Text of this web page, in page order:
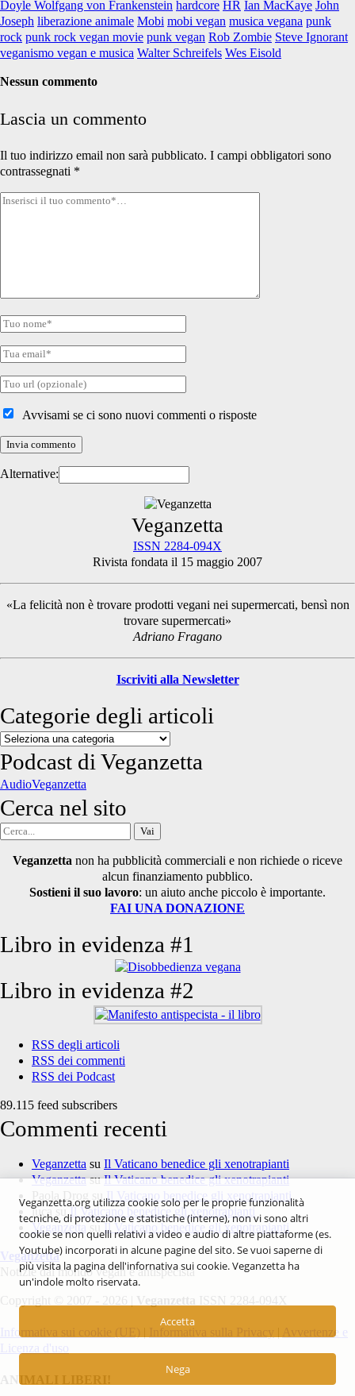
Doyle Wolfgang von Frankenstein hardcore HR Ian MacKaye John
Joseph liberazione animale Mobi mobi vegan musica vegana punk
rock punk rock vegan movie punk vegan Rob Zombie Steve Ignorant
veganismo vegan e musica Walter Schreifels Wes Eisold
Nessun commento
Lascia un commento
Il tuo indirizzo email non sarà pubblicato. I campi obbligatori sono
contrassegnati *
Tuo
Tuo
Tua
Tuo
internetAvvisami se ci sono nuovi commenti o risposte
Alternative:
Sidebar
Veganzetta
ISSN 2284-094X
Rivista fondata il 15 maggio 2007
«La felicità non è trovare prodotti vegani nei supermercati, bensì non
trovare supermercati»
Adriano Fragano
Iscriviti alla Newsletter
Categorie degli articoli
Categorie
degli
articoli
Podcast di Veganzetta
AudioVeganzetta
Cerca nel sito
Cerca
Veganzetta non ha pubblicità commerciali e non richiede o riceve
alcun finanziamento pubblico.
Sostieni il suo lavoro: un aiuto anche piccolo è importante.
FAI UNA DONAZIONE
Libro in evidenza #1
Libro in evidenza #2
RSS degli articoli
RSS dei commenti
RSS dei Podcast
89.115 feed subscribers
Commenti recenti
Veganzetta su Il Vaticano benedice gli xenotrapianti
VeganzettasuIl Vaticano benedice gli xenotrapianti
Paola Drog suIl Vaticano benedice gli xenotrapianti
luca suIl Vaticano benedice gli xenotrapianti
Veganzetta su Il Vaticano benedice gli xenotrapianti
Veganzetta
Notizie dal mondo vegan e antispecista
Copyright © 2007 - 2026 | Veganzetta ISSN 2284-094X
Informativa sui cookie (UE) Informativa sulla Privacy
Avvertenze e
Licenza d'uso
ANIMALI LIBERI!
Veganzetta.org utilizza cookie solo per le proprie funzionalità
tecniche, di protezione e statistiche (interne), non vi sono altri
cookie se non quelli relativi a video e audio di altre piattaforme (es.
Youtube) incorporati in alcune pagine del sito. Se vuoi saperne di
più visita la pagina dell'infornativa sui cookie. Veganzetta ha
un'indole molto riservata.
Accetta
Nega